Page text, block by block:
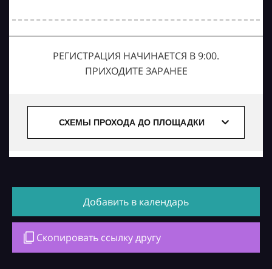
РЕГИСТРАЦИЯ НАЧИНАЕТСЯ В 9:00.
ПРИХОДИТЕ ЗАРАНЕЕ
СХЕМЫ ПРОХОДА ДО ПЛОЩАДКИ
Добавить в календарь
Скопировать ссылку другу